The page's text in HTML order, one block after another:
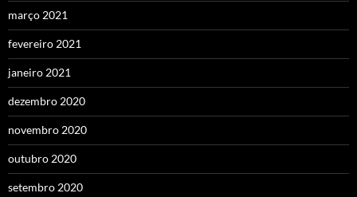
março 2021
fevereiro 2021
janeiro 2021
dezembro 2020
novembro 2020
outubro 2020
setembro 2020